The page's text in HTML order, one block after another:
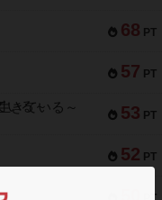
68 PT
57 PT
53 PT
きている～
52 PT